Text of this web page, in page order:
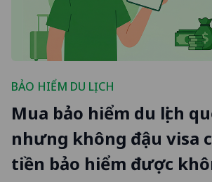
BẢO HIỂM DU LỊCH
Mua bảo hiểm du lịch
nhưng không đậu visa
tiền bảo hiểm được